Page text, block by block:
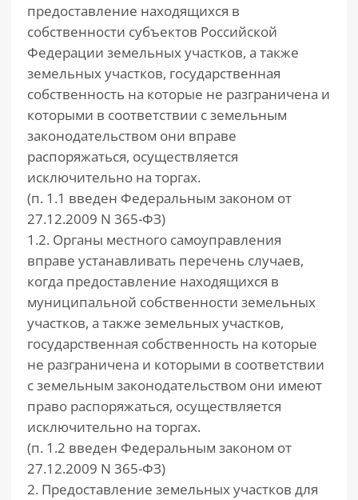
предоставление находящихся в
собственности субъектов Российской
Федерации земельных участков, а также
земельных участков, государственная
собственность на которые не разграничена и
которыми в соответствии с земельным
законодательством они вправе
распоряжаться, осуществляется
исключительно на торгах.
(п. 1.1 введен Федеральным законом от
27.12.2009 N 365-ФЗ)
1.2. Органы местного самоуправления
вправе устанавливать перечень случаев,
когда предоставление находящихся в
муниципальной собственности земельных
участков, а также земельных участков,
государственная собственность на которые
не разграничена и которыми в соответствии
с земельным законодательством они имеют
право распоряжаться, осуществляется
исключительно на торгах.
(п. 1.2 введен Федеральным законом от
27.12.2009 N 365-ФЗ)
2. Предоставление земельных участков для